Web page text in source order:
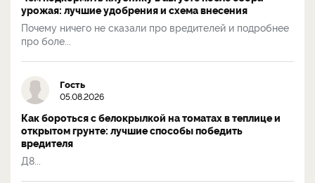
урожая: лучшие удобрения и схема внесения
Почему ничего не сказали про вредителей и подробнее
про боле...
Гость
05.08.2026
Как бороться с белокрылкой на томатах в теплице и
открытом грунте: лучшие способы победить
вредителя
Д8...